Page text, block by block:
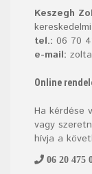
Keszegh
tel.: 06 70
e-mail:
Online
Ha kérdése
vagy
hívja a
06 20 475